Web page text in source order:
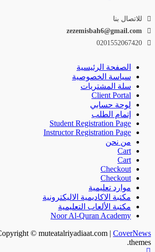
للاتصال بنا
zezemisbah6@gmail.com
0201552067420
الصفحة الرئيسية
سياسة الخصوصية
سلة المشتريات
Client Portal
لوحة حسابي
إتمام الطلب
Student Registration Page
Instructor Registration Page
من نحن
Cart
Cart
Checkout
Checkout
موارد تعليمية
مكتبة الاكاديمية الاليكترونية
مكتبة الألعاب التعليمية
Noor Al-Quran Academy
Copyright © muteatalriyadiaat.com|CoverNews
themes.